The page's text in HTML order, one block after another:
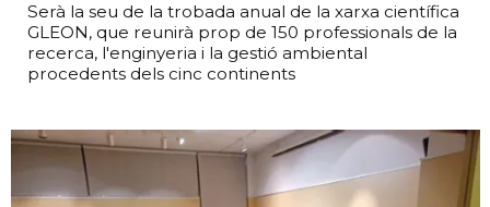
Serà la seu de la trobada anual de la xarxa científica
GLEON, que reunirà prop de 150 professionals de la
recerca, l'enginyeria i la gestió ambiental
procedents dels cinc continents